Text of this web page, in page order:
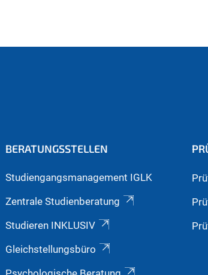
BERATUNGSSTELLEN
Studiengangsmanagement IGLK
Zentrale Studienberatung
Studieren INKLUSIV
Gleichstellungsbüro